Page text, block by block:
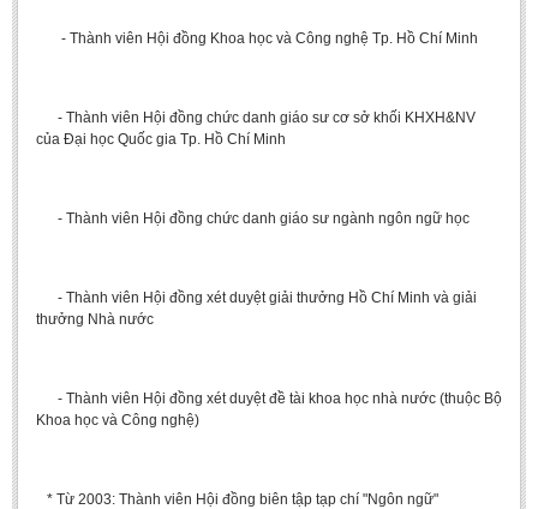
- Thành viên Hội đồng Khoa học và Công nghệ Tp. Hồ Chí Minh
- Thành viên Hội đồng chức danh giáo sư cơ sở khối KHXH&NV
của Đại học Quốc gia Tp. Hồ Chí Minh
- Thành viên Hội đồng chức danh giáo sư ngành ngôn ngữ học
- Thành viên Hội đồng xét duyệt giải thưởng Hồ Chí Minh và giải
thưởng Nhà nước
- Thành viên Hội đồng xét duyệt đề tài khoa học nhà nước (thuộc Bộ
Khoa học và Công nghệ)
* Từ 2003: Thành viên Hội đồng biên tập tạp chí "Ngôn ngữ"